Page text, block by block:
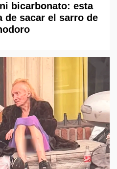
bicarbonato: esta
de sacar el sarro de